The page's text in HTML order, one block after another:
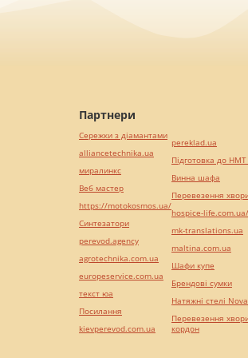
Партнери
Сережки з діамантами
alliancetechnika.ua
миралинкс
Веб мастер
https://motokosmos.ua/
Синтезатори
perevod.agency
agrotechnika.com.ua
europeservice.com.ua
текст юа
Посилання
kievperevod.com.ua
pereklad.ua
Підготовка до
Винна шафа
Перевезення
hospice-life.com.ua/
mk-translations.ua
maltina.com.ua
Шафи купе
Брендові сумки
Натяжні стелі
Перевезення
кордон